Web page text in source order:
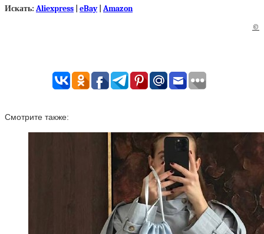
Искать: Aliexpress eBay| Amazon
©
Смотрите также: